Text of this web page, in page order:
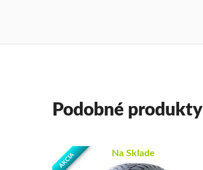
Podobné produkty
AKCIA Na Sklade